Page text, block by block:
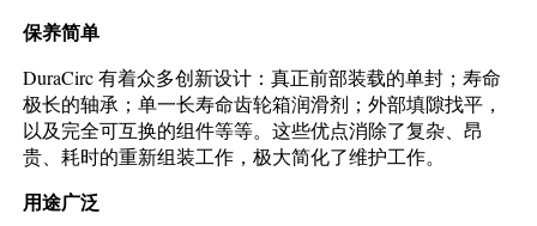
保养简单
DuraCirc 有着众多创新设计：真正前部装载的单封；寿命
极长的轴承；单一长寿命齿轮箱润滑剂；外部填隙找平，
以及完全可互换的组件等等。这些优点消除了复杂、昂
贵、耗时的重新组装工作，极大简化了维护工作。
用途广泛